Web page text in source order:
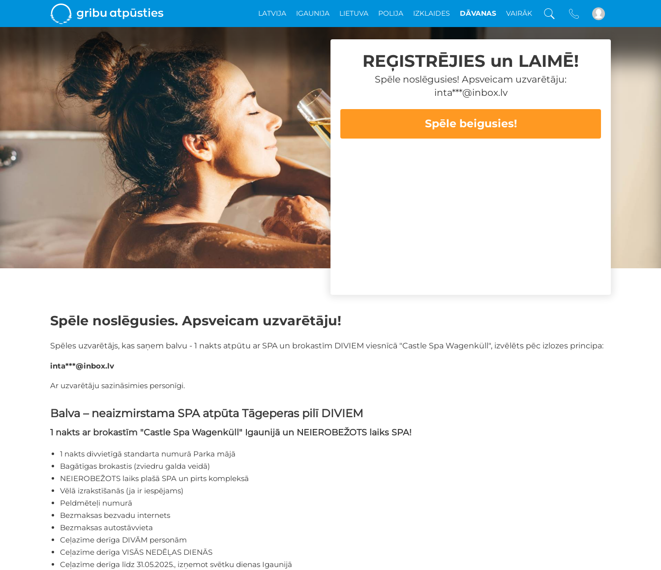
LATVIJA IGAUNIJA LIETUVA POLIJA IZKLAIDES DĀVANAS VAIRĀK
REĢISTRĒJIES un LAIMĒ!
Spēle noslēgusies! Apsveicam uzvarētāju:
inta***@inbox.lv
Spēle beigusies!
Spēle noslēgusies. Apsveicam uzvarētāju!
Spēles uzvarētājs, kas saņem balvu - 1 nakts atpūtu ar SPA un brokastīm DIVIEM viesnīcā "Castle Spa Wagenküll", izvēlēts pēc izlozes principa:
inta***@inbox.lv
Ar uzvarētāju sazināsimies personīgi.
Balva – neaizmirstama SPA atpūta Tāgeperas pilī DIVIEM
1 nakts ar brokastīm "Castle Spa Wagenküll" Igaunijā un NEIEROBEŽOTS laiks SPA!
1 nakts divvietīgā standarta numurā Parka mājā
Bagātīgas brokastis (zviedru galda veidā)
NEIEROBEŽOTS laiks plašā SPA un pirts kompleksā
Vēlā izrakstīšanās (ja ir iespējams)
Peldmēteļi numurā
Bezmaksas bezvadu internets
Bezmaksas autostāvvieta
Ceļazīme derīga DIVĀM personām
Ceļazīme derīga VISĀS NEDĒĻAS DIENĀS
Ceļazīme derīga līdz 31.05.2025., izņemot svētku dienas Igaunijā